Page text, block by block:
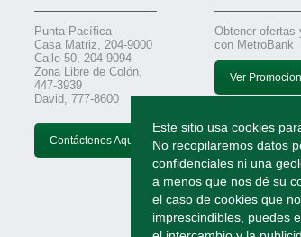
Este sitio usa cookies
No recopilaremos datos
confidenciales ni una
a menos que nos dé su
el caso de cookies que
imprescindibles, puedes
Punta Pacífica –
Casa Matriz, 204-9000
Calle 50, 204-9094
Zona Libre de Colón,
447-3939
David, 777-8600
Contáctenos Aquí
Obtener ofertas
con MetroBank
Ver
TRABAJA CON
Solicitudes